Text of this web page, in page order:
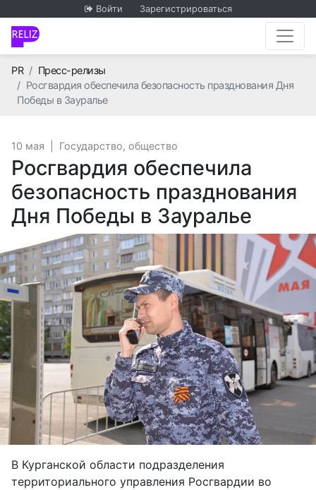
Войти Зарегистрироваться
PRГлавная
Пресс-релизы
Росгвардия обеспечила безопасность празднования Дня
Победы в Зауралье
10 мая Государство, общество
Росгвардия обеспечила
безопасность празднования
Дня Победы в Зауралье
В Курганской области подразделения
территориального управления Росгвардии во